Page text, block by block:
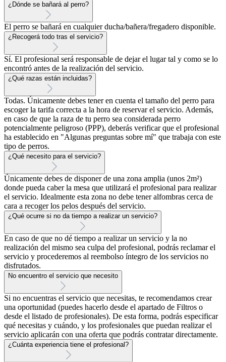
¿Dónde se bañará al perro?
El perro se bañará en cualquier ducha/bañera/fregadero disponible.
¿Recogerá todo tras el servicio?
Sí. El profesional será responsable de dejar el lugar tal y como se lo
encontró antes de la realización del servicio.
¿Qué razas están incluidas?
Todas. Únicamente debes tener en cuenta el tamaño del perro para
escoger la tarifa correcta a la hora de reservar el servicio. Además,
en caso de que la raza de tu perro sea considerada perro
potencialmente peligroso (PPP), deberás verificar que el profesional
ha establecido en "Algunas preguntas sobre mí" que trabaja con este
tipo de perros.
¿Qué necesito para el servicio?
Únicamente debes de disponer de una zona amplia (unos 2m²)
donde pueda caber la mesa que utilizará el profesional para realizar
el servicio. Idealmente esta zona no debe tener alfombras cerca de
cara a recoger los pelos después del servicio.
¿Qué ocurre si no da tiempo a realizar un servicio?
En caso de que no dé tiempo a realizar un servicio y la no
realización del mismo sea culpa del profesional, podrás reclamar el
servicio y procederemos al reembolso íntegro de los servicios no
disfrutados.
No encuentro el servicio que necesito
Si no encuentras el servicio que necesitas, te recomendamos crear
una oportunidad (puedes hacerlo desde el apartado de Filtros o
desde el listado de profesionales). De esta forma, podrás especificar
qué necesitas y cuándo, y los profesionales que puedan realizar el
servicio aplicarán con una oferta que podrás contratar directamente.
¿Cuánta experiencia tiene el profesional?